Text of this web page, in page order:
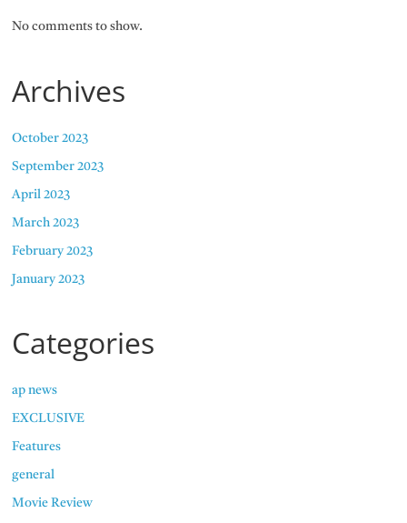
No comments to show.
Archives
October 2023
September 2023
April 2023
March 2023
February 2023
January 2023
Categories
ap news
EXCLUSIVE
Features
general
Movie Review